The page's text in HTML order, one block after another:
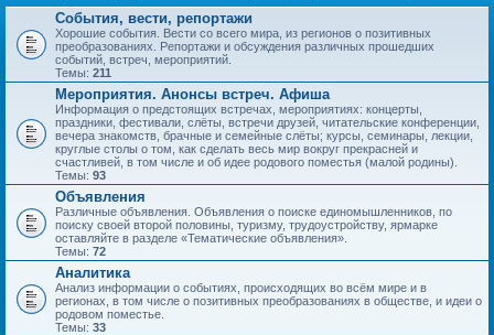
События, вести, репортажи
Хорошие события. Вести со всего мира, из регионов о позитивных
преобразованиях. Репортажи и обсуждения различных прошедших
событий, встреч, мероприятий.
Темы: 211
Мероприятия. Анонсы встреч. Афиша
Информация о предстоящих встречах, мероприятиях: концерты,
праздники, фестивали, слёты, встречи друзей, читательские конференции,
вечера знакомств, брачные и семейные слёты; курсы, семинары, лекции,
круглые столы о том, как сделать весь мир вокруг прекрасней и
счастливей, в том числе и об идее родового поместья (малой родины).
Темы: 93
Объявления
Различные объявления. Объявления о поиске единомышленников, по
поиску своей второй половины, туризму, трудоустройству, ярмарке
оставляйте в разделе «Тематические объявления».
Темы: 72
Аналитика
Анализ информации о событиях, происходящих во всём мире и в
регионах, в том числе о позитивных преобразованиях в обществе, и идеи о
родовом поместье.
Темы: 33